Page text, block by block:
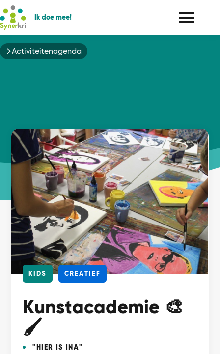
Ik doe mee!
Kruimelpad
Activiteitenagenda
KIDS CREATIEF
Kunstacademie 🎨
🖌
"HIER IS INA"